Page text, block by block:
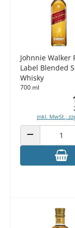
Johnnie Walker
Label Blended
Whisky
700 ml
inkl. MwSt.,
ANZAHL